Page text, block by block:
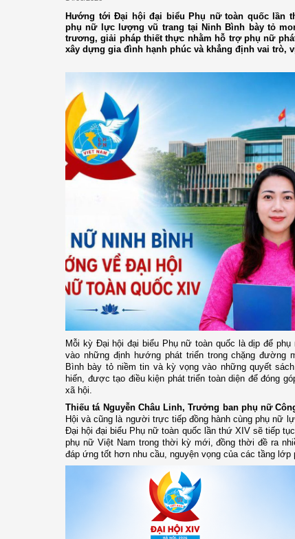
Hướng tới Đại hội đại biểu Phụ nữ toàn quốc lần
phụ nữ lực lượng vũ trang tại Ninh Bình bày tỏ
trương, giải pháp thiết thực nhằm hỗ trợ phụ nữ
xây dựng gia đình hạnh phúc và khẳng định vai trò,
Mỗi kỳ Đại hội đại biểu Phụ nữ toàn quốc là dịp để
vào những định hướng phát triển trong chặng
Bình bày tỏ niềm tin và kỳ vọng vào những quyết
hiến, được tạo điều kiện phát triển toàn diện để đóng
xã hội.
Thiếu tá Nguyễn Châu Linh, Trưởng ban phụ nữ
Hội và cũng là người trực tiếp đồng hành cùng phụ nữ
Đại hội đại biểu Phụ nữ toàn quốc lần thứ XIV sẽ tiếp
phụ nữ Việt Nam trong thời kỳ mới, đồng thời đề ra
đáp ứng tốt hơn nhu cầu, nguyện vọng của các tầng lớp